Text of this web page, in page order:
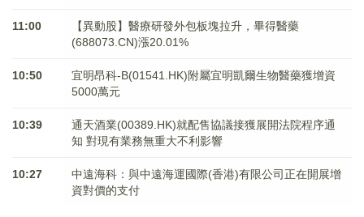
11:00
【異動股】醫療研發外包板塊拉升，畢得醫藥
(688073.CN)漲20.01%
10:50
宜明昂科-B(01541.HK)附屬宜明凱爾生物醫藥獲增資
5000萬元
10:39
通天酒業(00389.HK)就配售協議接獲展開法院程序通
知 對現有業務無重大不利影響
10:27
中遠海科：與中遠海運國際(香港)有限公司正在開展增
資對價的支付